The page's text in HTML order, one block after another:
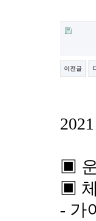
이전글
▣
▣
- 가